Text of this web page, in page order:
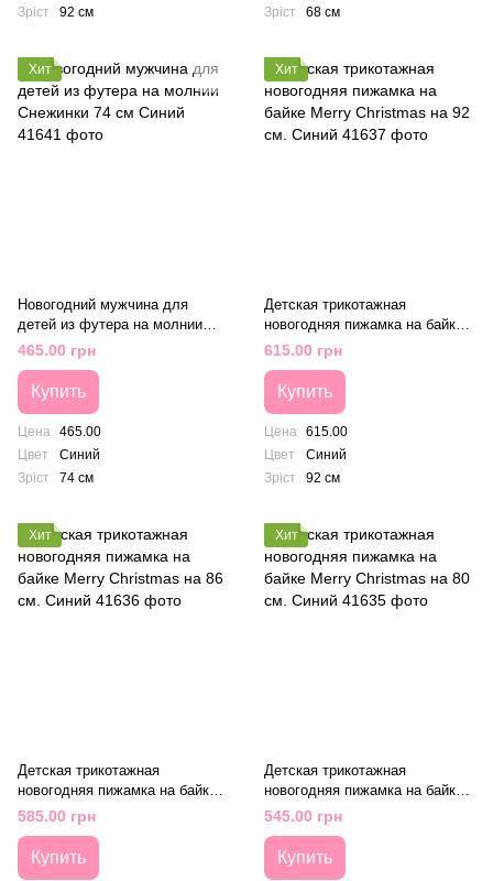
Зріст
92 см
Зріст
68 см
Хит
Новогодний мужчина для
детей из футера на молнии
Снежинки 74 см Синий
465.00 грн
Купить
Цена 465.00
Цвет
Синий
Зріст
74 см
Хит
Детская трикотажная
новогодняя пижамка на байке
Merry Christmas на 92 см.
615.00 грн
Купить
Цена 615.00
Цвет
Синий
Зріст
92 см
Хит
Детская трикотажная
новогодняя пижамка на байке
Merry Christmas на 86 см.
585.00 грн
Купить
Хит
Детская трикотажная
новогодняя пижамка на байке
Merry Christmas на 80 см.
545.00 грн
Купить